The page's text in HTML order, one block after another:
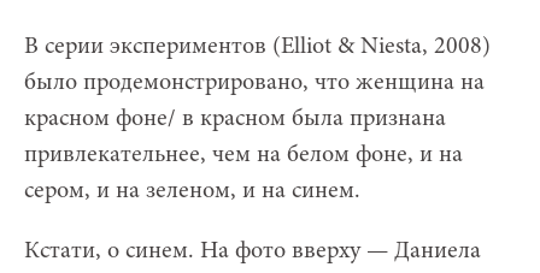
В серии экспериментов (Elliot & Niesta, 2008)
было продемонстрировано, что женщина на
красном фоне/ в красном была признана
привлекательнее, чем на белом фоне, и на
сером, и на зеленом, и на синем.
Кстати, о синем. На фото вверху — Даниела